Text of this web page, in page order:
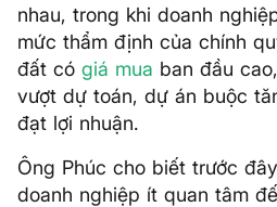
nhau, trong khi doanh
mức thẩm định của chính
đất có giá mua ban đầu
vượt dự toán, dự án buộc
đạt lợi nhuận.
Ông Phúc cho biết trước
doanh nghiệp ít quan tâm